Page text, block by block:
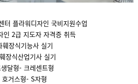
터 플라워디자인 국비지원수업
인 2급 지도자 자격증 취득
훼장식기능사 실기
장식산업기사 실기
달형- 크레센트형
호거스형- S자형